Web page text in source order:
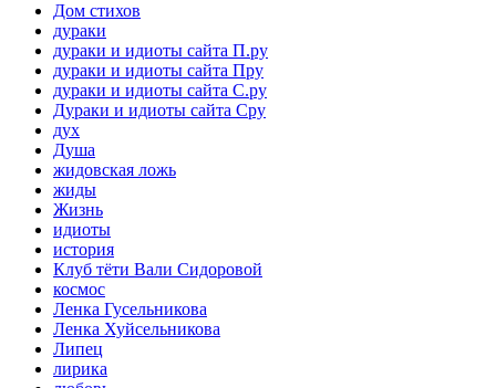
Дом стихов
дураки
дураки и идиоты сайта П.ру
дураки и идиоты сайта Пру
дураки и идиоты сайта С.ру
Дураки и идиоты сайта Сру
дух
Душа
жидовская ложь
жиды
Жизнь
идиоты
история
Клуб тёти Вали Сидоровой
космос
Ленка Гусельникова
Ленка Хуйсельникова
Липец
лирика